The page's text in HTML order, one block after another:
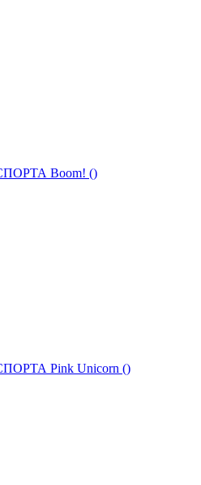
Boom! ()
Pink Unicorn ()